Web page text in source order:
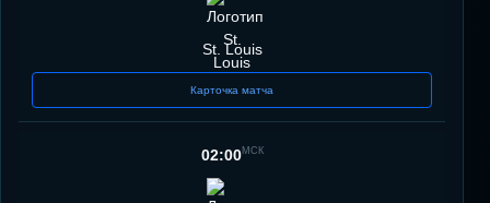
St. Louis
Карточка матча
02:00МСК